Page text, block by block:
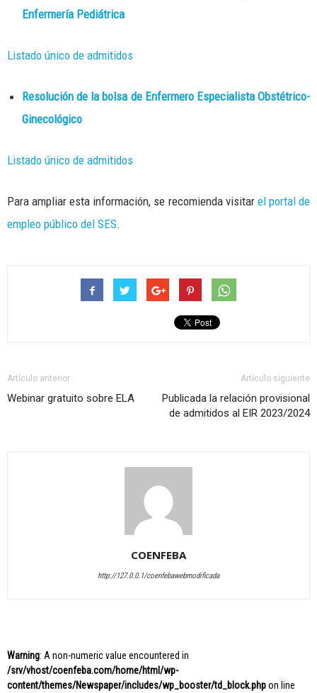
Enfermería Pediátrica
Listado único de admitidos
Resolución de la bolsa de Enfermero Especialista Obstétrico-
Ginecológico
Listado único de admitidos
Para ampliar esta información, se recomienda visitar el portal de
empleo público del SES.
Artículo anterior
Webinar gratuito sobre ELA
Artículo siguiente
Publicada la relación provisional
de admitidos al EIR 2023/2024
COENFEBA
http://127.0.0.1/coenfebawebmodificada
Warning: A non-numeric value encountered in
/srv/vhost/coenfeba.com/home/html/wp-
content/themes/Newspaper/includes/wp_booster/td_block.phpon line